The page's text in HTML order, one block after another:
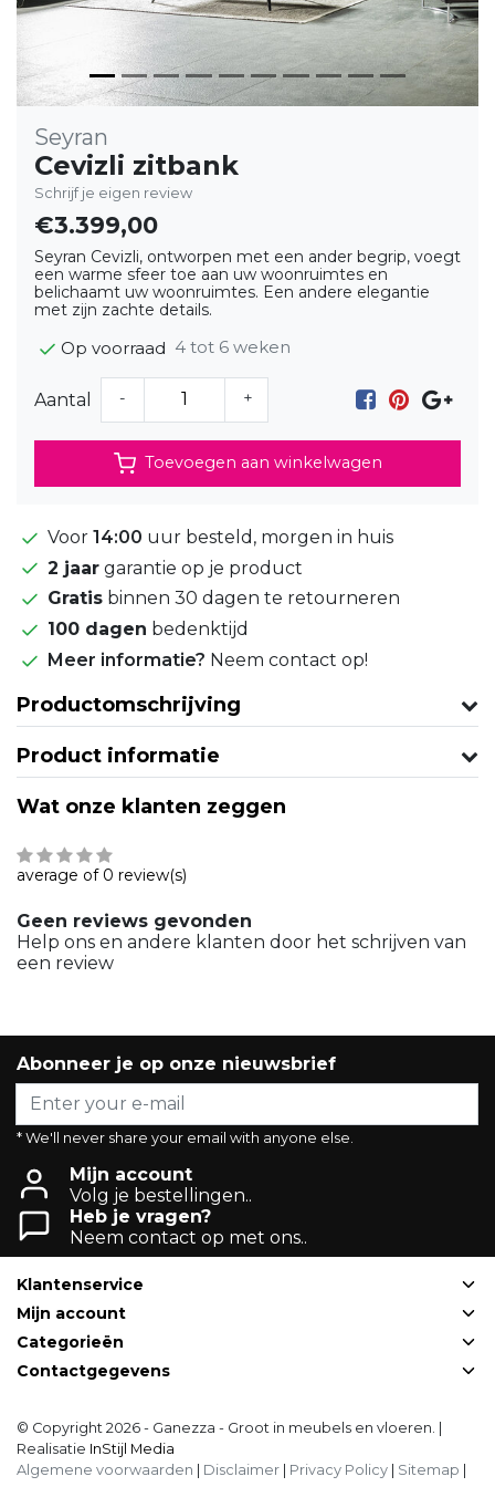
Seyran
Cevizli zitbank
Schrijf je eigen review
€3.399,00
Seyran Cevizli, ontworpen met een ander begrip, voegt
een warme sfeer toe aan uw woonruimtes en
belichaamt uw woonruimtes. Een andere elegantie
met zijn zachte details.
Op voorraad 4 tot 6 weken
Aantal - +
Toevoegen aan winkelwagen
Voor 14:00 uur besteld, morgen in huis
2 jaar garantie op je product
Gratis binnen 30 dagen te retourneren
100 dagen bedenktijd
Meer informatie? Neem contact op!
Productomschrijving
Product informatie
Wat onze klanten zeggen
average of 0 review(s)
Geen reviews gevonden
Help ons en andere klanten door het schrijven van
een review
Abonneer je op onze nieuwsbrief
* We'll never share your email with anyone else.
Mijn account
Volg je bestellingen..
Heb je vragen?
Neem contact op met ons..
Klantenservice
Mijn account
Categorieën
Contactgegevens
© Copyright 2026 - Ganezza - Groot in meubels en vloeren. |
Realisatie InStijl Media
Algemene voorwaarden
Disclaimer Privacy Policy Sitemap